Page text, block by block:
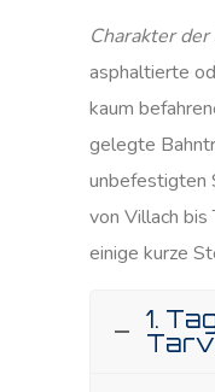
Charakter
asphaltierte
kaum
gelegte
unbefestigten
von Villach bis
einige kurze
1.